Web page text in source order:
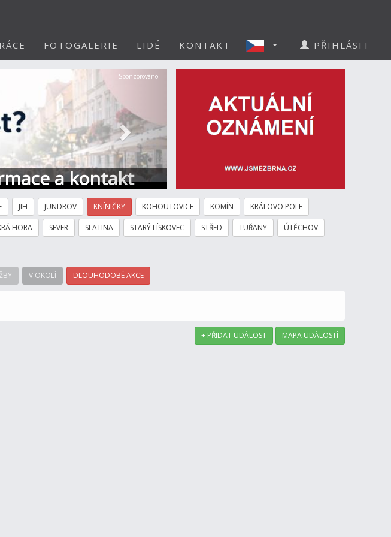
FOTOGALERIE LIDÉ KONTAKT PŘIHLÁSIT
a kontakt
Další
Sponzorováno
JIH JUNDROV KNÍNIČKY KOHOUTOVICE KOMÍN KRÁLOVO POLE
HORA SEVER SLATINA STARÝ LÍSKOVEC STŘED TUŘANY ÚTĚCHOV
V OKOLÍ DLOUHODOBÉ AKCE
+ PŘIDAT UDÁLOST MAPA UDÁLOSTÍ